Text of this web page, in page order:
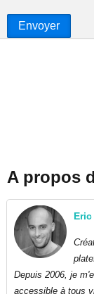
Envoyer
A propos
Depuis 2006, je
accessible à tous